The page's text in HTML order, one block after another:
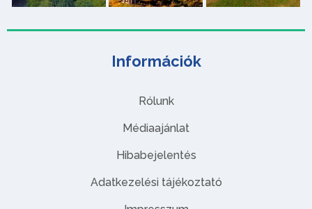
Információk
Rólunk
Médiaajánlat
Hibabejelentés
Adatkezelési tájékoztató